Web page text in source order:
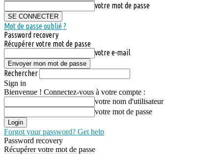
votre mot de passe
Mot de passe oublié ?
Password recovery
Récupérer votre mot de passe
votre e-mail
Rechercher
Sign in
Bienvenue ! Connectez-vous à votre compte :
votre nom d'utilisateur
votre mot de passe
Forgot your password? Get help
Password recovery
Récupérer votre mot de passe